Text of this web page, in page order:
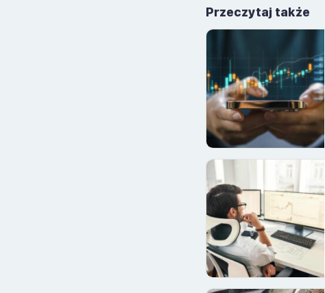
Przeczytaj także